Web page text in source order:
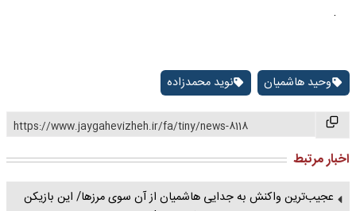
.
وحید هاشمیان نوید محمدزاده
https://www.jaygahevizheh.ir/fa/tiny/news-8118
اخبار مرتبط
عجیب‌ترین واکنش به جدایی هاشمیان از آن سوی مرزها/ این بازیکن